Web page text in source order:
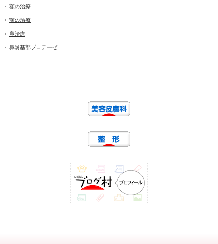
額の治療
顎の治療
鼻治療
鼻翼基部プロテーゼ